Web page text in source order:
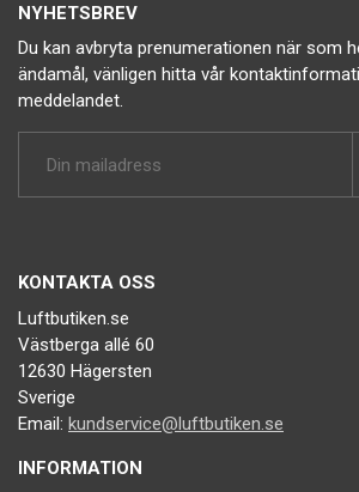
NYHETSBREV
Du kan avbryta prenumerationen när som
ändamål, vänligen hitta vår
meddelandet.
KONTAKTA OSS
Luftbutiken.se
Västberga allé 60
12630 Hägersten
Sverige
Email: kundservice@luftbutiken.se
INFORMATION